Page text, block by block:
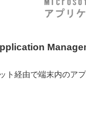
ト経由で端末内のア